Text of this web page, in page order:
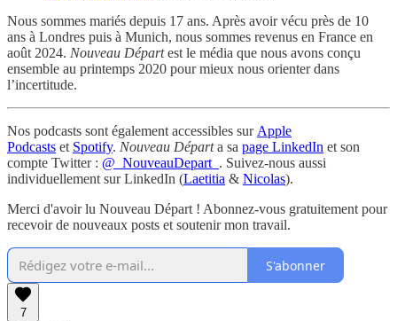
Nous sommes mariés depuis 17 ans. Après avoir vécu près de 10
ans à Londres puis à Munich, nous sommes revenus en France en
août 2024. Nouveau Départest le média que nous avons conçu
ensemble au printemps 2020 pour mieux nous orienter dans
l’incertitude.
Nos podcasts sont également accessibles sur Apple
Podcasts et Spotify. Nouveau Départa sa page LinkedIn et son
compte Twitter : @_NouveauDepart_ . Suivez-nous aussi
individuellement sur LinkedIn (Laetitia & Nicolas).
Merci d'avoir lu Nouveau Départ ! Abonnez-vous gratuitement pour
recevoir de nouveaux posts et soutenir mon travail.
S'abonner
7